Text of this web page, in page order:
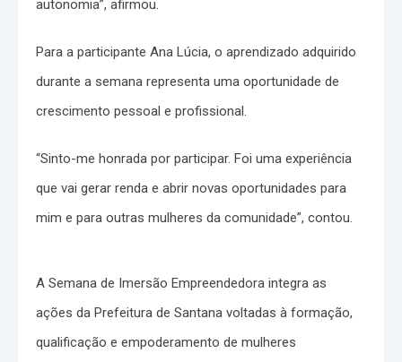
autonomia”, afirmou.
Para a participante Ana Lúcia, o aprendizado adquirido
durante a semana representa uma oportunidade de
crescimento pessoal e profissional.
“Sinto-me honrada por participar. Foi uma experiência
que vai gerar renda e abrir novas oportunidades para
mim e para outras mulheres da comunidade”, contou.
A Semana de Imersão Empreendedora integra as
ações da Prefeitura de Santana voltadas à formação,
qualificação e empoderamento de mulheres